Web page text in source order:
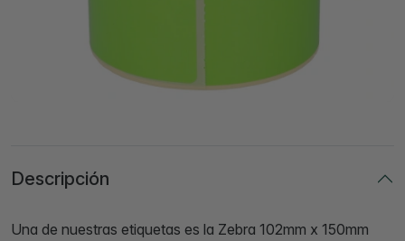
Descripción
Una de nuestras etiquetas es la Zebra 102mm x 150mm